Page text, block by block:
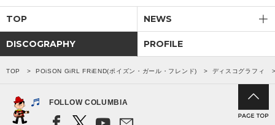
TOP NEWS
DISCOGRAPHY PROFILE
TOP POiSON GiRL FRiEND(ポイズン・ガール・フレンド) ディスコグラフィ
FOLLOW COLUMBIA